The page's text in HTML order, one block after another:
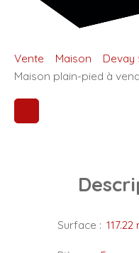
Vente Maison
Devay
Maison plain-pied à
Surface : 117.22